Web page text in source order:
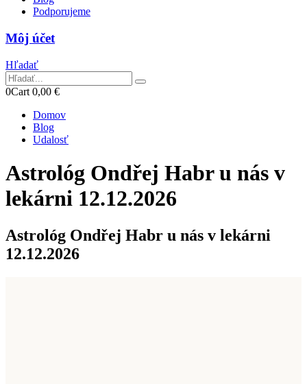
Podporujeme
Môj účet
Hľadať
0Cart 0,00 €
Domov
Blog
Udalosť
Astrológ Ondřej Habr u nás v
lekárni 12.12.2026
Astrológ Ondřej Habr u nás v lekárni
12.12.2026